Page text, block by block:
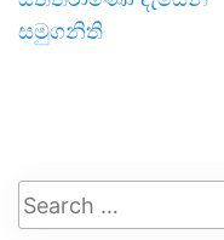
සමුගනිති